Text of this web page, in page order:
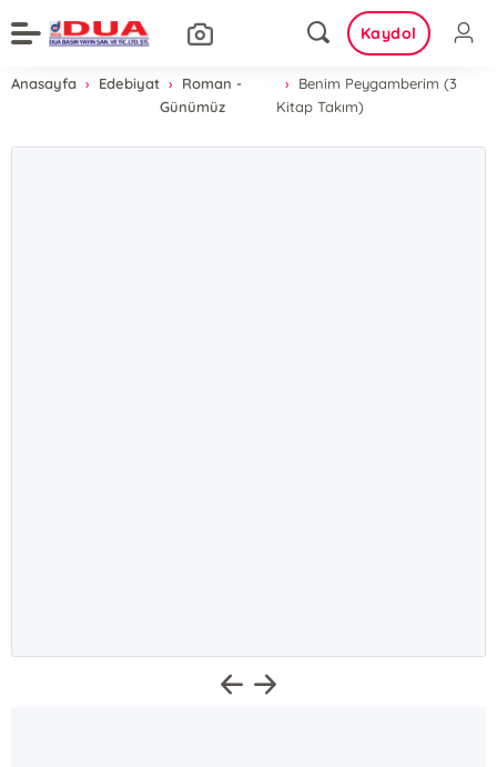
Kaydol
Anasayfa Edebiyat
Roman -
Günümüz
Benim Peygamberim (3
Kitap Takım)